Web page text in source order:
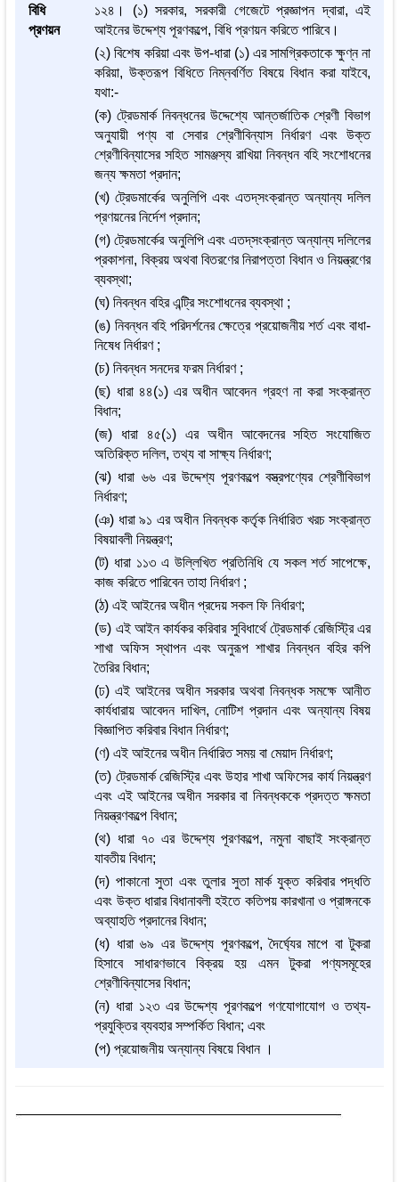
বিধি
প্রণয়ন
১২৪। (১) সরকার, সরকারী গেজেটে প্রজ্ঞাপন দ্বারা, এই
আইনের উদ্দেশ্য পূরণকল্পে, বিধি প্রণয়ন করিতে পারিবে।
(২) বিশেষ করিয়া এবং উপ-ধারা (১) এর সামগ্রিকতাকে ক্ষুণ্ন না
করিয়া, উক্তরূপ বিধিতে নিম্নবর্ণিত বিষয়ে বিধান করা যাইবে,
যথা:-
(ক) ট্রেডমার্ক নিবন্ধনের উদ্দেশ্যে আন্তর্জাতিক শ্রেণী বিভাগ
অনুযায়ী পণ্য বা সেবার শ্রেণীবিন্যাস নির্ধারণ এবং উক্ত
শ্রেণীবিন্যাসের সহিত সামঞ্জস্য রাখিয়া নিবন্ধন বহি সংশোধনের
জন্য ক্ষমতা প্রদান;
(খ) ট্রেডমার্কের অনুলিপি এবং এতদ্‌সংক্রান্ত অন্যান্য দলিল
প্রণয়নের নির্দেশ প্রদান;
(গ) ট্রেডমার্কের অনুলিপি এবং এতদ্‌সংক্রান্ত অন্যান্য দলিলের
প্রকাশনা, বিক্রয় অথবা বিতরণের নিরাপত্তা বিধান ও নিয়ন্ত্রণের
ব্যবস্থা;
(ঘ) নিবন্ধন বহির এন্ট্রি সংশোধনের ব্যবস্থা ;
(ঙ) নিবন্ধন বহি পরিদর্শনের ক্ষেত্রে প্রয়োজনীয় শর্ত এবং বাধা-
নিষেধ নির্ধারণ ;
(চ) নিবন্ধন সনদের ফরম নির্ধারণ ;
(ছ) ধারা ৪৪(১) এর অধীন আবেদন গ্রহণ না করা সংক্রান্ত
বিধান;
(জ) ধারা ৪৫(১) এর অধীন আবেদনের সহিত সংযোজিত
অতিরিক্ত দলিল, তথ্য বা সাক্ষ্য নির্ধারণ;
(ঝ) ধারা ৬৬ এর উদ্দেশ্য পূরণকল্পে বস্ত্রপণ্যের শ্রেণীবিভাগ
নির্ধারণ;
(ঞ) ধারা ৯১ এর অধীন নিবন্ধক কর্তৃক নির্ধারিত খরচ সংক্রান্ত
বিষয়াবলী নিয়ন্ত্রণ;
(ট) ধারা ১১৩ এ উল্লিখিত প্রতিনিধি যে সকল শর্ত সাপেক্ষে,
কাজ করিতে পারিবেন তাহা নির্ধারণ ;
(ঠ) এই আইনের অধীন প্রদেয় সকল ফি নির্ধারণ;
(ড) এই আইন কার্যকর করিবার সুবিধার্থে ট্রেডমার্ক রেজিস্ট্রি এর
শাখা অফিস স্থাপন এবং অনুরূপ শাখার নিবন্ধন বহির কপি
তৈরির বিধান;
(ঢ) এই আইনের অধীন সরকার অথবা নিবন্ধক সমক্ষে আনীত
কার্যধারায় আবেদন দাখিল, নোটিশ প্রদান এবং অন্যান্য বিষয়
বিজ্ঞাপিত করিবার বিধান নির্ধারণ;
(ণ) এই আইনের অধীন নির্ধারিত সময় বা মেয়াদ নির্ধারণ;
(ত) ট্রেডমার্ক রেজিস্ট্রি এবং উহার শাখা অফিসের কার্য নিয়ন্ত্রণ
এবং এই আইনের অধীন সরকার বা নিবন্ধককে প্রদত্ত ক্ষমতা
নিয়ন্ত্রণকল্পে বিধান;
(থ) ধারা ৭০ এর উদ্দেশ্য পূরণকল্পে, নমুনা বাছাই সংক্রান্ত
যাবতীয় বিধান;
(দ) পাকানো সুতা এবং তুলার সুতা মার্ক যুক্ত করিবার পদ্ধতি
এবং উক্ত ধারার বিধানাবলী হইতে কতিপয় কারখানা ও প্রাঙ্গনকে
অব্যাহতি প্রদানের বিধান;
(ধ) ধারা ৬৯ এর উদ্দেশ্য পূরণকল্পে, দৈর্ঘ্যের মাপে বা টুকরা
হিসাবে সাধারণভাবে বিক্রয় হয় এমন টুকরা পণ্যসমূহের
শ্রেণীবিন্যাসের বিধান;
(ন) ধারা ১২৩ এর উদ্দেশ্য পূরণকল্পে গণযোগাযোগ ও তথ্য-
প্রযুক্তির ব্যবহার সম্পর্কিত বিধান; এবং
(প) প্রয়োজনীয় অন্যান্য বিষয়ে বিধান ।